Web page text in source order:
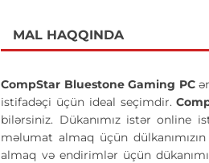
MAL HAQQINDA
CompStar Bluestone Gaming PC
istifadəçi üçün ideal seçimdir.
bilərsiniz. Dükanımız istər online
məlumat almaq üçün
almaq və endirimlər üçün